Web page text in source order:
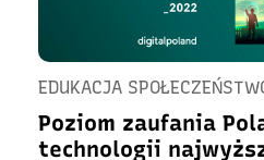
EDUKACJA
Poziom zaufania
technologii